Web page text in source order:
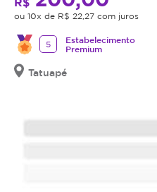
ou 10x de R$ 22,27 com juros
5
Estabelecimento
Premium
Tatuapé